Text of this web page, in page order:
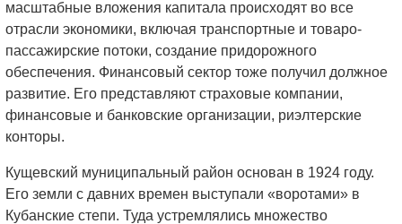
масштабные вложения капитала происходят во все
отрасли экономики, включая транспортные и товаро-
пассажирские потоки, создание придорожного
обеспечения. Финансовый сектор тоже получил должное
развитие. Его представляют страховые компании,
финансовые и банковские организации, риэлтерские
конторы.
Кущевский муниципальный район основан в 1924 году.
Его земли с давних времен выступали «воротами» в
Кубанские степи. Туда устремлялись множество